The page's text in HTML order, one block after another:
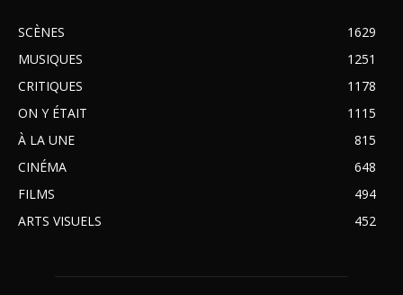
SCÈNES
1629
MUSIQUES
1251
CRITIQUES
1178
ON Y ÉTAIT
1115
À LA UNE
815
CINÉMA
648
FILMS
494
ARTS VISUELS
452